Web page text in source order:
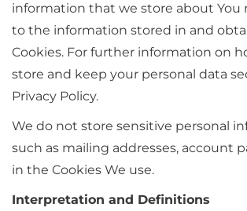
information that we store about You
to the information stored in and
Cookies. For further information on
store and keep your personal data
Privacy Policy.
We do not store sensitive personal
such as mailing addresses, account
in the Cookies We use.
Interpretation and Definitions